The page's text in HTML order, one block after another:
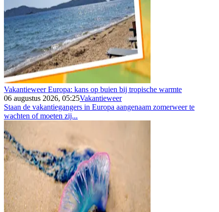
Vakantieweer Europa: kans op buien bij tropische warmte
06 augustus 2026, 05:25Vakantieweer
Staan de vakantiegangers in Europa aangenaam zomerweer te
wachten of moeten zij...